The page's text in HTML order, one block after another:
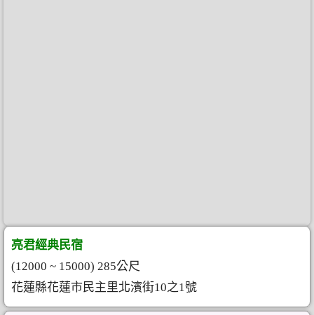
亮君經典民宿
(12000 ~ 15000) 285公尺
花蓮縣花蓮市民主里北濱街10之1號